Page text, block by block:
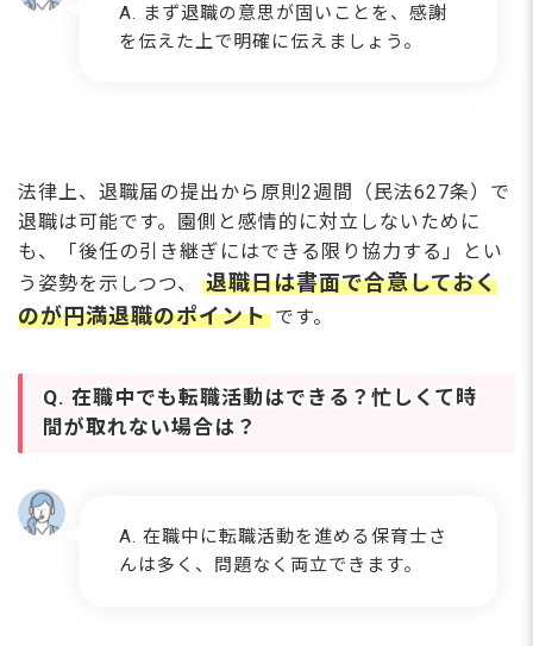
A. まず退職の意思が固いことを、感謝
を伝えた上で明確に伝えましょう。
法律上、退職届の提出から原則2週間（民法627条）で
退職は可能です。園側と感情的に対立しないために
も、「後任の引き継ぎにはできる限り協力する」とい
う姿勢を示しつつ、
退職日は書面で合意しておく
のが円満退職のポイント です。
Q. 在職中でも転職活動はできる？忙しくて時
間が取れない場合は？
A. 在職中に転職活動を進める保育士さ
んは多く、問題なく両立できます。